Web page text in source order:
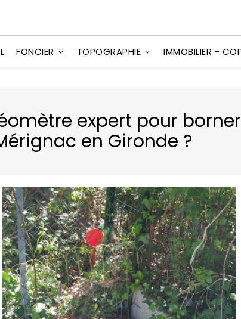
FONCIER TOPOGRAPHIE IMMOBILIER -
expert pour borner
en Gironde ?